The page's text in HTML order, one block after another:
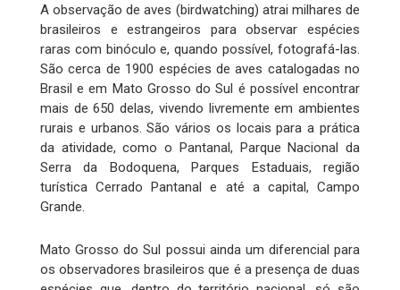
A observação de aves (birdwatching) atrai milhares de
brasileiros e estrangeiros para observar espécies
raras com binóculo e, quando possível, fotografá-las.
São cerca de 1900 espécies de aves catalogadas no
Brasil e em Mato Grosso do Sul é possível encontrar
mais de 650 delas, vivendo livremente em ambientes
rurais e urbanos. São vários os locais para a prática
da atividade, como o Pantanal, Parque Nacional da
Serra da Bodoquena, Parques Estaduais, região
turística Cerrado Pantanal e até a capital, Campo
Grande.
Mato Grosso do Sul possui ainda um diferencial para
os observadores brasileiros que é a presença de duas